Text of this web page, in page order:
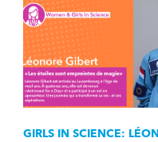
GIRLS IN SCIENCE: